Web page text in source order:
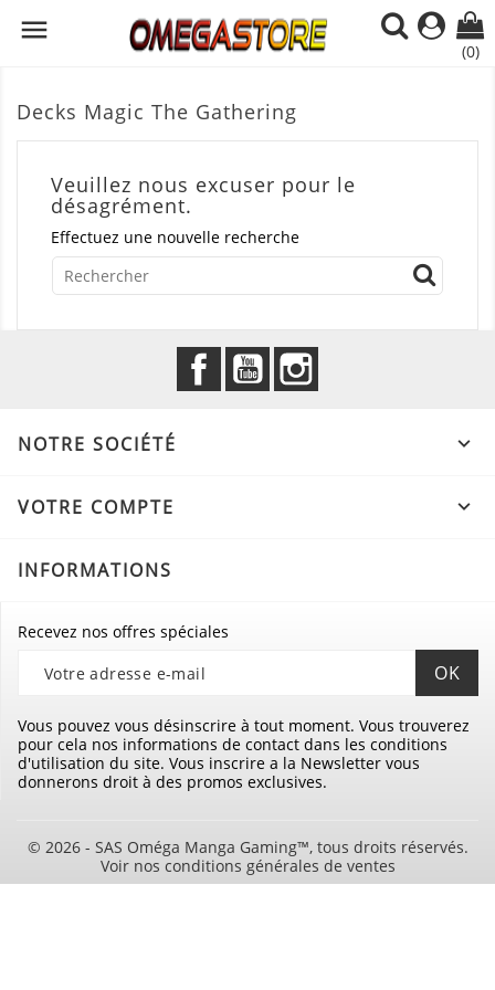

(0)
Decks Magic The Gathering
Veuillez nous excuser pour le
désagrément.
Effectuez une nouvelle recherche
FacebookYouTube
NOTRE SOCIÉTÉ 
VOTRE COMPTE 
INFORMATIONS
Recevez nos offres spéciales
Vous pouvez vous désinscrire à tout moment. Vous trouverez
pour cela nos informations de contact dans les conditions
d'utilisation du site. Vous inscrire a la Newsletter vous
donnerons droit à des promos exclusives.
© 2026 - SAS Oméga Manga Gaming™, tous droits réservés.
Voir nos conditions générales de ventes